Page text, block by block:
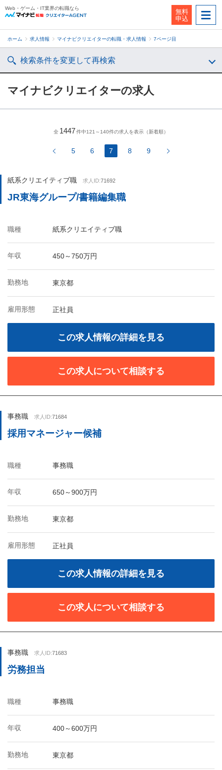
Web・ゲーム・IT業界の転職なら
無料
申込
ホーム 求人情報 マイナビクリエイターの転職・求人情報 7ページ目
検索条件を変更して再検索
マイナビクリエイターの求人
全 1447件中121～140件の求人を表示（新着順）
5 6 7 8 9
紙系クリエイティブ職 求人ID:71692
JR東海グループ/書籍編集職
職種 紙系クリエイティブ職
年収 450～750万円
勤務地 東京都
雇用形態 正社員
この求人情報の詳細を見る
この求人について相談する
事務職 求人ID:71684
採用マネージャー候補
職種 事務職
年収 650～900万円
勤務地 東京都
雇用形態 正社員
この求人情報の詳細を見る
この求人について相談する
事務職 求人ID:71683
労務担当
職種 事務職
年収 400～600万円
勤務地 東京都